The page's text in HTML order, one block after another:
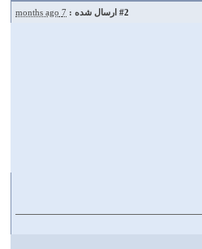
#2 ارسال شده : 7 months ago